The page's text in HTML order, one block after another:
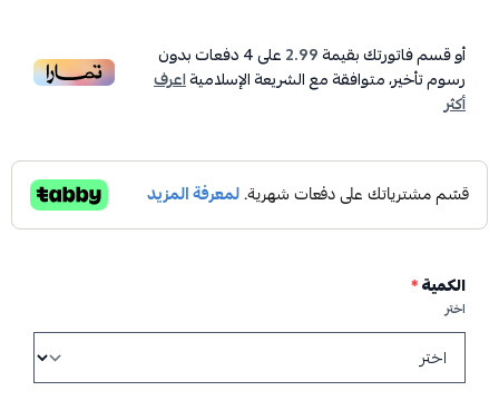
أو قسم فاتورتك بقيمة2.99على4دفعات بدون
رسوم تأخير، متوافقة مع الشريعة الإسلاميةاعرف
أكثر
الكمية*
اختر